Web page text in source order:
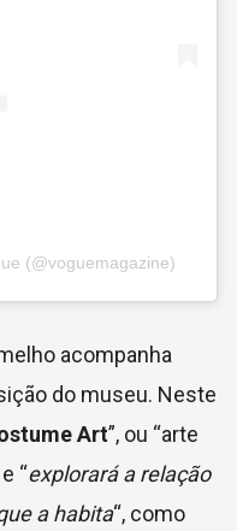
(@voguemagazine)
acompanha
do museu. Neste
Art”, ou “arte
“explorará a relação
a habita“, como